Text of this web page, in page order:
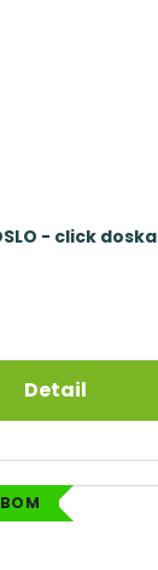
- click doska
Detail